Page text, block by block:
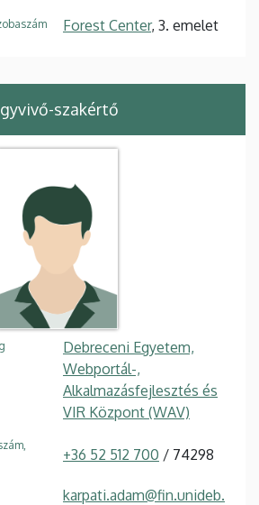
Forest Center, 3. emelet
szakértő
Debreceni Egyetem,
Webportál-,
Alkalmazásfejlesztés és
VIR Központ (WAV)
+36 52 512 700 / 74298
karpati.adam@fin.unideb.